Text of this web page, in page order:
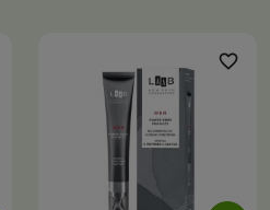
favorite_border